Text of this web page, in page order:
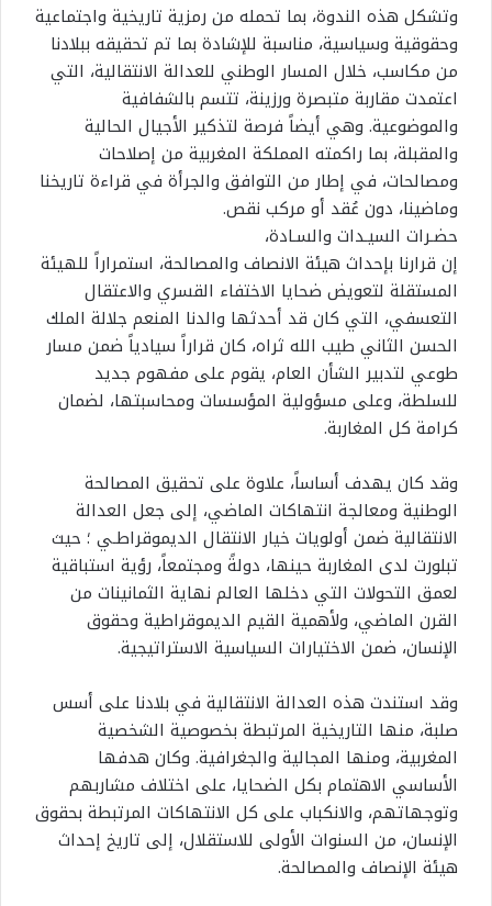
وتشكل هذه الندوة، بما تحمله من رمزية تاريخية واجتماعية
وحقوقية وسياسية، مناسبة للإشادة بما تم تحقيقه ببلادنا
من مكاسب، خلال المسار الوطني للعدالة الانتقالية، التي
اعتمدت مقاربة متبصرة ورزينة، تتسم بالشفافية
والموضوعية. وهي أيضاً فرصة لتذكير الأجيال الحالية
والمقبلة، بما راكمته المملكة المغربية من إصلاحات
ومصالحات، في إطار من التوافق والجرأة في قراءة تاريخنا
وماضينا، دون عُقد أو مركب نقص.
حضـرات السيـدات والسـادة،
إن قرارنا بإحداث هيئة الانصاف والمصالحة، استمراراً للهيئة
المستقلة لتعويض ضحايا الاختفاء القسري والاعتقال
التعسفي، التي كان قد أحدثها والدنا المنعم جلالة الملك
الحسن الثاني طيب الله ثراه، كان قراراً سيادياً ضمن مسار
طوعي لتدبير الشأن العام، يقوم على مفهوم جديد
للسلطة، وعلى مسؤولية المؤسسات ومحاسبتها، لضمان
كرامة كل المغاربة.
وقد كان يهدف أساساً، علاوة على تحقيق المصالحة
الوطنية ومعالجة انتهاكات الماضي، إلى جعل العدالة
الانتقالية ضمن أولويات خيار الانتقال الديموقراطـي ؛ حيث
تبلورت لدى المغاربة حينها، دولةً ومجتمعاً، رؤية استباقية
لعمق التحولات التي دخلها العالم نهاية الثمانينات من
القرن الماضي، ولأهمية القيم الديموقراطية وحقوق
الإنسان، ضمن الاختيارات السياسية الاستراتيجية.
وقد استندت هذه العدالة الانتقالية في بلادنا على أسس
صلبة، منها التاريخية المرتبطة بخصوصية الشخصية
المغربية، ومنها المجالية والجغرافية. وكان هدفها
الأساسي الاهتمام بكل الضحايا، على اختلاف مشاربهم
وتوجهاتهم، والانكباب على كل الانتهاكات المرتبطة بحقوق
الإنسان، من السنوات الأولى للاستقلال، إلى تاريخ إحداث
هيئة الإنصاف والمصالحة.